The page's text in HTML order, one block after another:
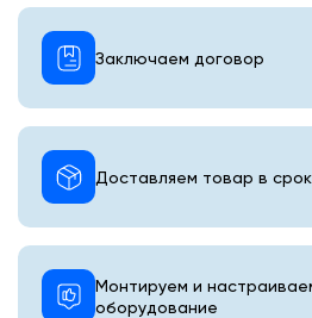
Монтируем и
оборудование
Доставляем товар в срок
Заключаем договор